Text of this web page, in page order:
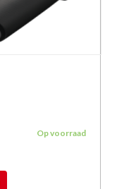
Op voorraad